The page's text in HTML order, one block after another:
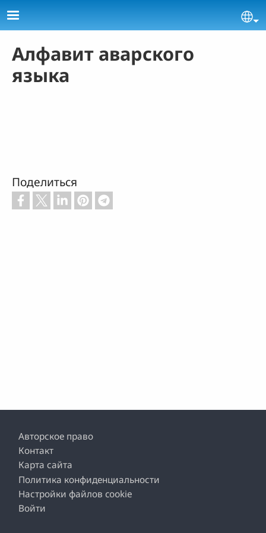
Skip to main content
Алфавит аварского
языка
Поделиться
Footer
Авторское право
Контакт
Карта сайта
Политика конфиденциальности
Настройки файлов cookie
Войти